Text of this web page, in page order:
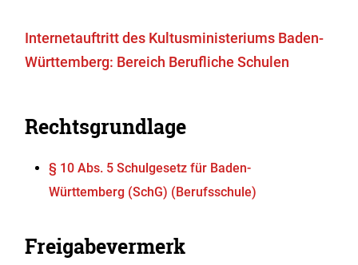
Internetauftritt des Kultusministeriums Baden-
Württemberg: Bereich Berufliche Schulen
Rechtsgrundlage
§ 10 Abs. 5 Schulgesetz für Baden-
Württemberg (SchG) (Berufsschule)
Freigabevermerk